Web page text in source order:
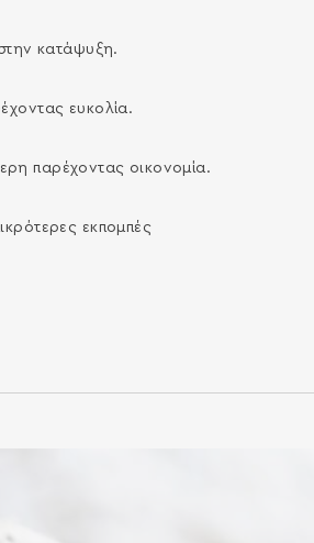
κατάψυξη.
ευκολία.
παρέχοντας οικονοµία.
εκποµπές